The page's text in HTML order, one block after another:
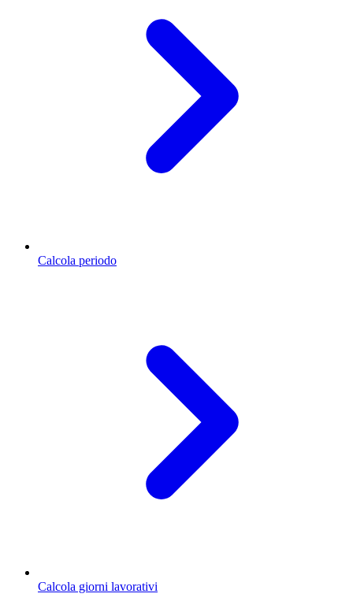
Calcola periodo
Calcola giorni lavorativi